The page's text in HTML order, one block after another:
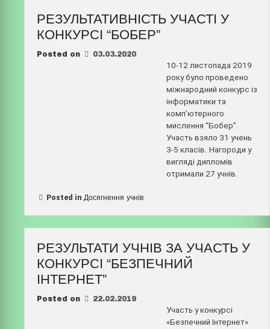
РЕЗУЛЬТАТИВНІСТЬ УЧАСТІ У
КОНКУРСІ “БОБЕР”
Posted on 03.03.2020
10-12 листопада 2019
року було проведено
міжнародний конкурс із
інформатики та
комп’ютерного
мислення “Бобер”.
Участь взяло 31 учень
3-5 класів. Нагороди у
вигляді дипломів
отримали 27 учнів.
Posted in Досягнення учнів
РЕЗУЛЬТАТИ УЧНІВ ЗА УЧАСТЬ У
КОНКУРСІ “БЕЗПЕЧНИЙ
ІНТЕРНЕТ”
Posted on 22.02.2019
Участь у конкурсі
«Безпечний Інтернет»